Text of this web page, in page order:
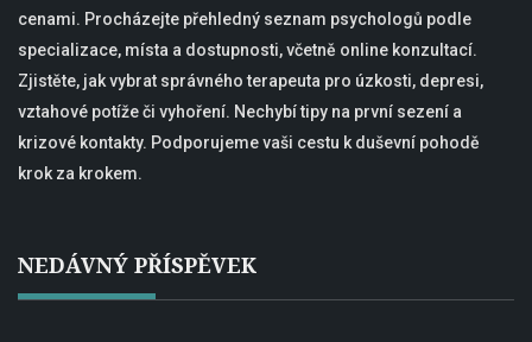
cenami. Procházejte přehledný seznam psychologů podle
specializace, místa a dostupnosti, včetně online konzultací.
Zjistěte, jak vybrat správného terapeuta pro úzkosti, depresi,
vztahové potíže či vyhoření. Nechybí tipy na první sezení a
krizové kontakty. Podporujeme vaši cestu k duševní pohodě
krok za krokem.
NEDÁVNÝ PŘÍSPĚVEK